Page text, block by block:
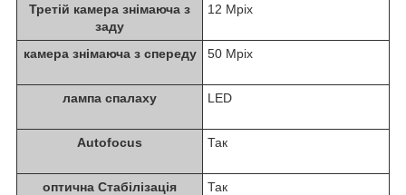
Третій камера знімаюча з
заду
12 Mpix
камера знімаюча з спереду 50 Mpix
лампа спалаху LED
Autofocus Так
оптична Стабілізація
Так